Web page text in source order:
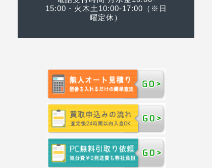
15:00・火木土10:00-17:00（※日
曜定休）